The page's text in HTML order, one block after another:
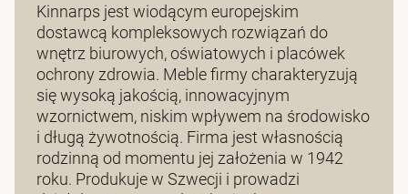
Kinnarps jest wiodącym europejskim
dostawcą kompleksowych rozwiązań do
wnętrz biurowych, oświatowych i placówek
ochrony zdrowia. Meble firmy charakteryzują
się wysoką jakością, innowacyjnym
wzornictwem, niskim wpływem na środowisko
i długą żywotnością. Firma jest własnością
rodzinną od momentu jej założenia w 1942
roku. Produkuje w Szwecji i prowadzi